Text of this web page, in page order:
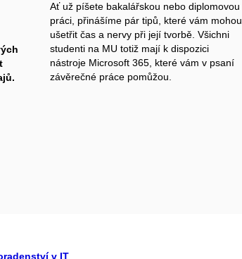
Ať už píšete bakalářskou nebo diplomovou
práci, přinášíme pár tipů, které vám mohou
ušetřit čas a nervy při její tvorbě. Všichni
studenti na MU totiž mají k dispozici
nástroje Microsoft 365, které vám v psaní
závěrečné práce pomůžou.
v IT